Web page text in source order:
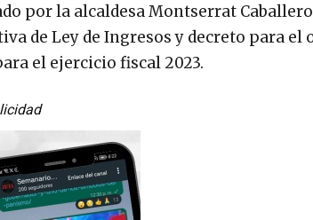
por la alcaldesa Montserrat
de Ley de Ingresos y decreto para
el ejercicio fiscal 2023.